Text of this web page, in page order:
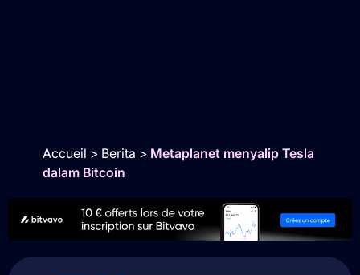
Accueil > Berita > Metaplanet menyalip Tesla
dalam Bitcoin